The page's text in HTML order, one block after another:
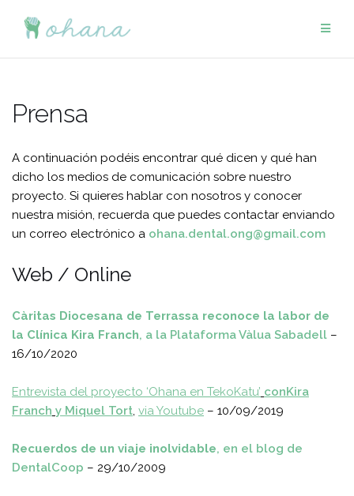
Prensa
A continuación podéis encontrar qué dicen y qué han
dicho los medios de comunicación sobre nuestro
proyecto. Si quieres hablar con nosotros y conocer
nuestra misión, recuerda que puedes contactar enviando
un correo electrónico a ohana.dental.ong@gmail.com
Web / Online
Càritas Diocesana de Terrassa reconoce la labor de
la Clínica Kira Franch, a la Plataforma Vàlua Sabadell –
16/10/2020
Entrevista del proyecto ‘Ohana en TekoKatu’ conKira
Franch y Miquel Tort, via Youtube – 10/09/2019
Recuerdos de un viaje inolvidable, en el blog de
DentalCoop – 29/10/2009